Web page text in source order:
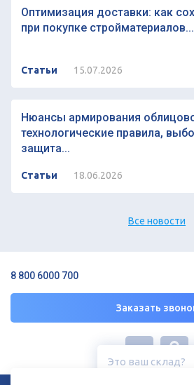
Это ваш склад?
Оптимизация доставки: как
при покупке стройматериалов...
Статьи 15.07.2026
Нюансы армирования
технологические правила,
защита...
Статьи 18.06.2026
Все новости
8 800 6000 700
Заказать